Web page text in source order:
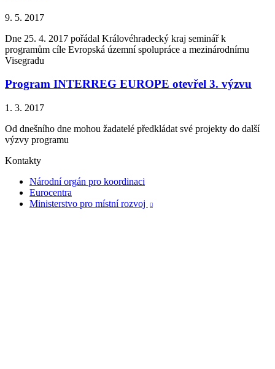
9. 5. 2017
Dne 25. 4. 2017 pořádal Královéhradecký kraj seminář k
programům cíle Evropská územní spolupráce a mezinárodnímu
Visegradu
Program INTERREG EUROPE otevřel 3. výzvu
1. 3. 2017
Od dnešního dne mohou žadatelé předkládat své projekty do další
výzvy programu
Kontakty
Národní orgán pro koordinaci
Eurocentra
Ministerstvo pro místní rozvoj
